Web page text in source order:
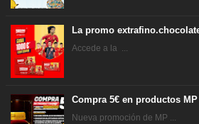
La promo
Accede a la ...
Compra 5€ en productos
Nueva promoción de MP ...